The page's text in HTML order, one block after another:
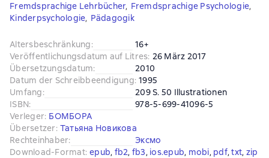
Fremdsprachige Lehrbücher, Fremdsprachige Psychologie,
Kinderpsychologie, Pädagogik
Altersbeschränkung:
16+
Veröffentlichungsdatum auf Litres: 26 März 2017
Übersetzungsdatum:
2010
Datum der Schreibbeendigung: 1995
Umfang:
209 S. 50 Illustrationen
ISBN:
978-5-699-41096-5
Verleger: БОМБОРА
Übersetzer: Татьяна Новикова
Rechteinhaber:
Эксмо
Download-Format: epub, fb2, fb3, ios.epub, mobi, pdf, txt, zip